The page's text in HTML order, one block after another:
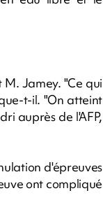
Jamey. "Ce qui
t-il. "On atteint
auprès de l'AFP,
d'épreuves
ont compliqué